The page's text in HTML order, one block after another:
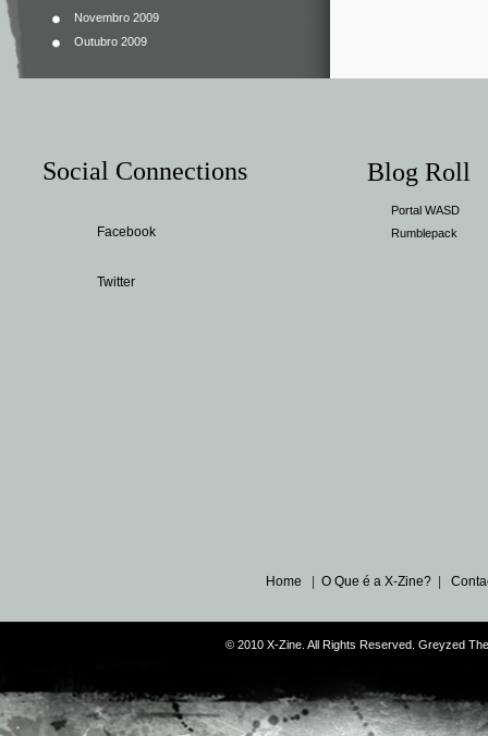
Novembro 2009
Outubro 2009
Social Connections
Facebook
Twitter
Blog Roll
Portal WASD
Rumblepack
Home O Que é a X-Zine?
© 2010 X-Zine. All Rights Reserved. Greyzed